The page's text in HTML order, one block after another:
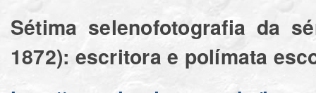
Sétima selenofotografia da
1872): escritora e polímata